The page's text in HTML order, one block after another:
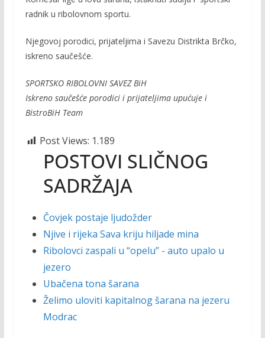
radnik u ribolovnom sportu.
Njegovoj porodici, prijateljima i Savezu Distrikta Brčko,
iskreno saučešće.
SPORTSKO RIBOLOVNI SAVEZ BiH
Iskreno saučešće porodici i prijateljima upućuje i
BistroBiH Team
Post Views: 1.189
POSTOVI SLIČNOG
SADRŽAJA
Čovjek postaje ljudožder
Njive i rijeka Sava kriju hiljade mina
Ribolovci zaspali u “opelu” - auto upalo u
jezero
Ubačena tona šarana
Želimo uloviti kapitalnog šarana na jezeru
Modrac